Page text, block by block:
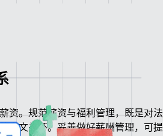
资。规范薪资与福利管理，既是对法
人文关怀。妥善做好薪酬管理，可提